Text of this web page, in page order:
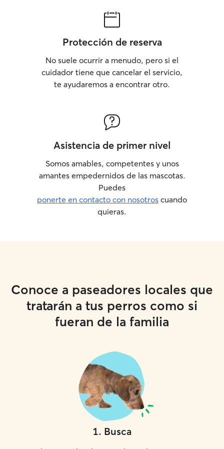
Protección de reserva
No suele ocurrir a menudo, pero si el
cuidador tiene que cancelar el servicio,
te ayudaremos a encontrar otro.
Asistencia de primer nivel
Somos amables, competentes y unos
amantes empedernidos de las mascotas.
Puedes
ponerte en contacto con nosotros cuando
quieras.
Conoce a paseadores locales que
tratarán a tus perros como si
fueran de la familia
1. Busca